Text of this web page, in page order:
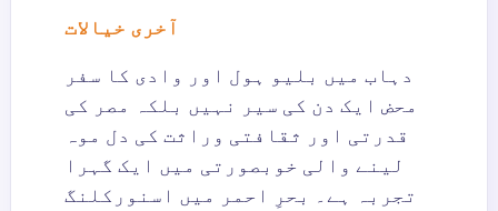
آخری خیالات
دہاب میں بلیو ہول اور وادی کا سفر
محض ایک دن کی سیر نہیں بلکہ مصر کی
قدرتی اور ثقافتی وراثت کی دل موہ
لینے والی خوبصورتی میں ایک گہرا
تجربہ ہے۔ بحرِ احمر میں اسنورکلنگ